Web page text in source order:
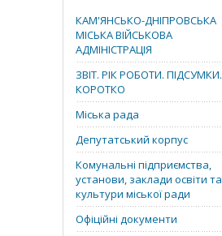
КАМ'ЯНСЬКО-ДНІПРОВСЬКА
МІСЬКА ВІЙСЬКОВА
АДМІНІСТРАЦІЯ
ЗВІТ. РІК РОБОТИ. ПІДСУМКИ.
КОРОТКО
Міська рада
Депутатський корпус
Комунальні підприємства,
установи, заклади освіти та
культури міської ради
Офіційні документи